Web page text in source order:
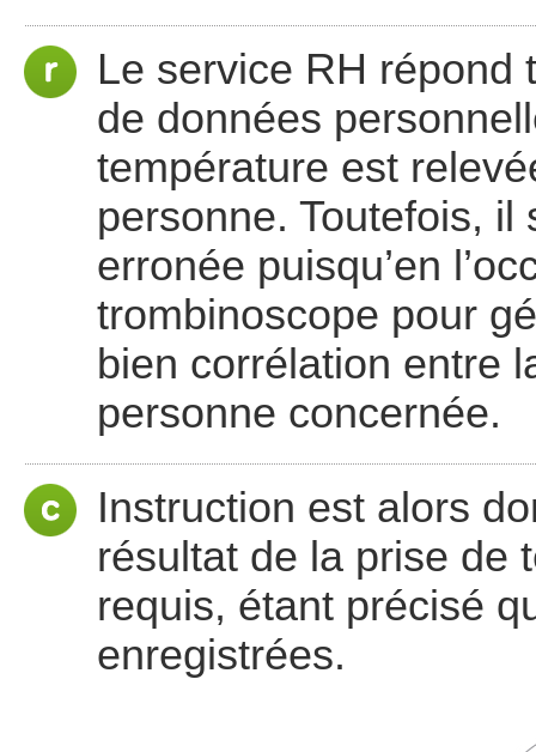
Le service RH répond
de données
température est
personne. Toutefois, il
erronée puisqu’en
trombinoscope pour
bien corrélation entre
personne concernée.
Instruction est alors
résultat de la prise de
requis, étant précisé
enregistrées.